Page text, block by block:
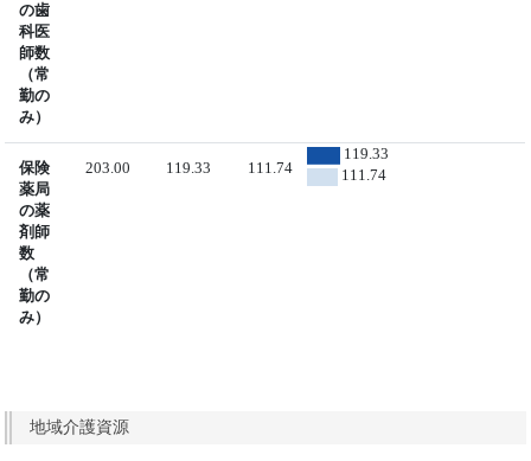
の歯
科医
師数
（常
勤の
み）
保険
薬局
の薬
剤師
数
（常
勤の
み）
203.00 119.33 111.74
119.33
111.74
地域介護資源